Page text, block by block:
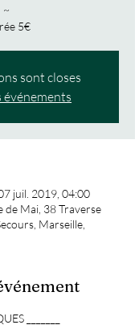
~
5€
sont closes
événements
juil. 2019, 04:00
de Mai, 38 Traverse
Marseille,
_______